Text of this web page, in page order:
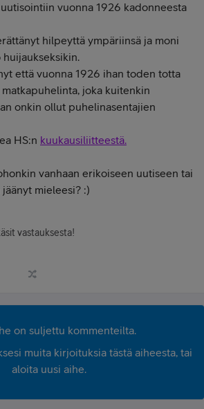
vuonna 1926 kadonneesta
hilpeyttä ympäriinsä ja moni
että vuonna 1926 ihan toden totta
joka kuitenkin
onkin ollut puhelinasentajien
HS:n kuukausiliitteestä.
vanhaan erikoiseen uutiseen tai
mieleesi? :)
vastauksesta!
on suljettu kommenteilta.
muita kirjoituksia tästä aiheesta, tai
aloita uusi aihe.